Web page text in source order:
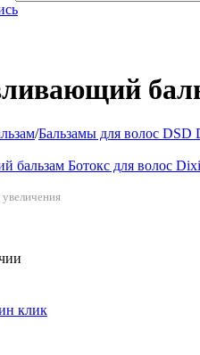
/Бальзамы для волос DSD
клик